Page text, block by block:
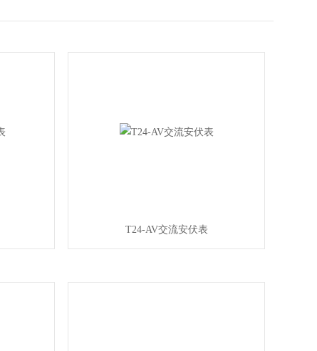
T24-AV交流安伏表